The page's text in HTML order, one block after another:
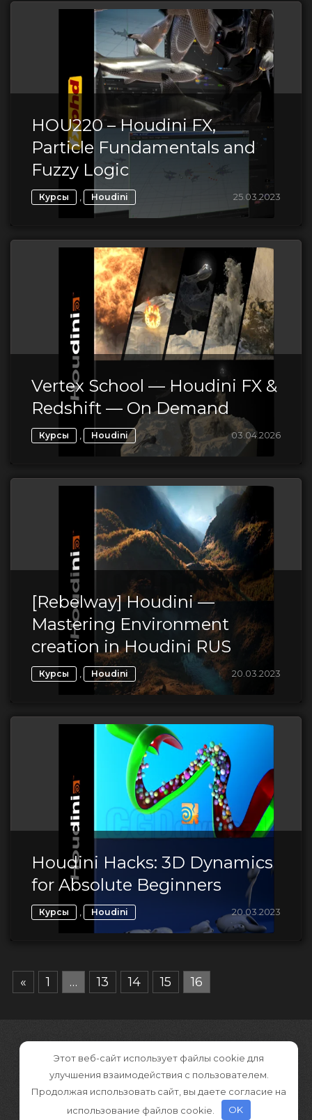
HOU220 – Houdini FX,
Particle Fundamentals and
Fuzzy Logic
Курсы , Houdini 25.03.2023
Vertex School — Houdini FX &
Redshift — On Demand
Курсы , Houdini 03.04.2026
[Rebelway] Houdini —
Mastering Environment
creation in Houdini RUS
Курсы , Houdini 20.03.2023
Houdini Hacks: 3D Dynamics
for Absolute Beginners
Курсы , Houdini 20.03.2023
« 1 … 13 14 15 16
Этот веб-сайт использует файлы cookie для
улучшения взаимодействия с пользователем.
Продолжая использовать сайт, вы даете согласие на
использование файлов cookie.
OK